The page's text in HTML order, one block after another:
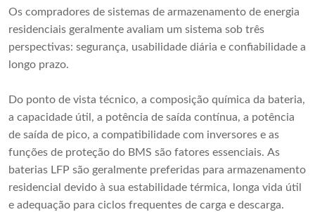
Os compradores de sistemas de armazenamento de energia
residenciais geralmente avaliam um sistema sob três
perspectivas: segurança, usabilidade diária e confiabilidade a
longo prazo.
Do ponto de vista técnico, a composição química da bateria,
a capacidade útil, a potência de saída contínua, a potência
de saída de pico, a compatibilidade com inversores e as
funções de proteção do BMS são fatores essenciais. As
baterias LFP são geralmente preferidas para armazenamento
residencial devido à sua estabilidade térmica, longa vida útil
e adequação para ciclos frequentes de carga e descarga.